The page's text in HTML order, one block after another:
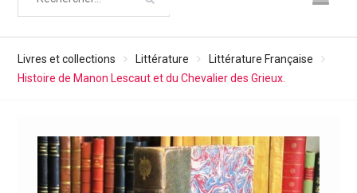
Livres et collections Littérature
Littérature Française
Histoire de Manon Lescaut et du Chevalier des Grieux.